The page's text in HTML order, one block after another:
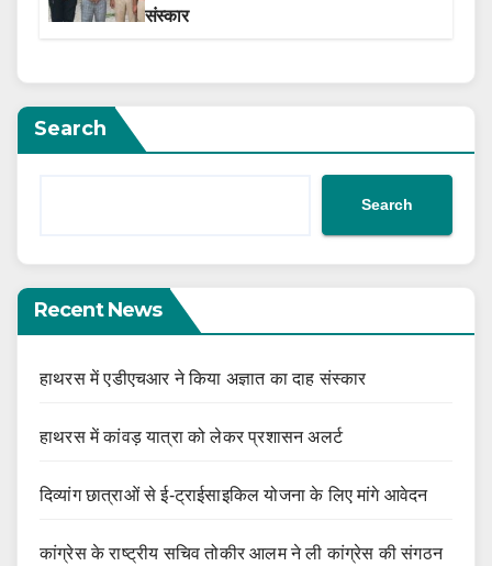
संस्कार
Search
Search
Recent News
हाथरस में एडीएचआर ने किया अज्ञात का दाह संस्कार
हाथरस में कांवड़ यात्रा को लेकर प्रशासन अलर्ट
दिव्यांग छात्राओं से ई-ट्राईसाइकिल योजना के लिए मांगे आवेदन
कांग्रेस के राष्ट्रीय सचिव तोकीर आलम ने ली कांग्रेस की संगठन